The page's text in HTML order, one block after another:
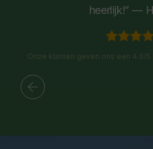
heerlijk!” —
Onze klanten geven ons een 4.6/5